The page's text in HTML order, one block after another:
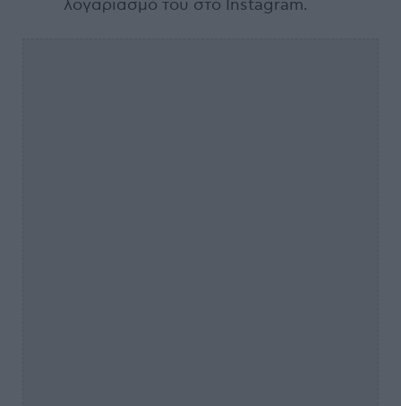
λογαριασμό του στο Instagram.